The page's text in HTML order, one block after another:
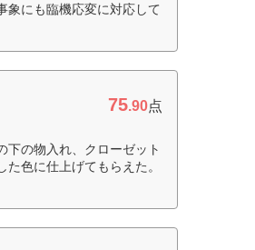
象にも臨機応変に対応して
75.90点
下の物入れ、クローゼット
色に仕上げてもらえた。